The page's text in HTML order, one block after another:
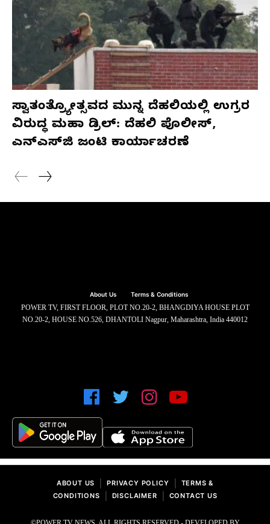
ಸ್ವಾತಂತ್ರ್ಯೋತ್ಸವದ ಮುನ್ನ ದೆಹಲಿಯಲ್ಲಿ ಉಗ್ರರ
ವಿರುದ್ಧ ಮಹಾ ಡ್ರಿಲ್: ದೆಹಲಿ ಪೊಲೀಸ್,
ಎನ್‌ಎಸ್‌ಜಿ ಜಂಟಿ ಕಾರ್ಯಾಚರಣೆ
About Us Terms & Conditions
POWER TV, FIRST FLOOR, PLOT NO.20-2, BHANGDIYA HOUSE PLOT
NO.20-2, HOUSE NO.526, DHANTOLI Nagpur, Maharashtra, India 440012
ABOUT US PRIVACY POLICY
TERMS &
CONDITIONS
DISCLAIMER CONTACT US